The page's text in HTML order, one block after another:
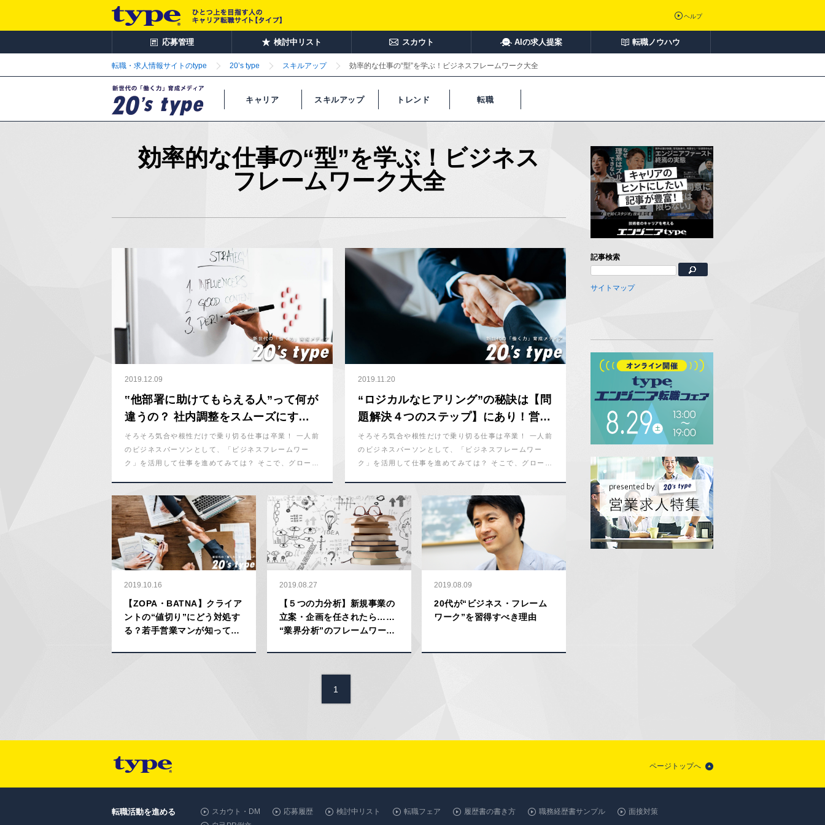
ヘルプ
応募管理 検討中リスト スカウト AIの求人提案 転職ノウハウ
転職・求人情報サイトのtype 20’s type スキルアップ 効率的な仕事の“型”を学ぶ！ビジネスフレームワーク大全
キャリア スキルアップ トレンド 転職
効率的な仕事の“型”を学ぶ！ビジネス
フレームワーク大全
2019.12.09
‟他部署に助けてもらえる人”って何が
違うの？ 社内調整をスムーズにする
「バリューチェーン」３つのステップ
そろそろ気合や根性だけで乗り切る仕事は卒業！ 一人前
のビジネスパーソンとして、「ビジネスフレームワー
ク」を活用して仕事を進めてみては？ そこで、グロービ
2019.11.20
“ロジカルなヒアリング”の秘訣は【問
題解決４つのステップ】にあり！営業
マンが覚えておくべきフレームワーク
そろそろ気合や根性だけで乗り切る仕事は卒業！ 一人前
のビジネスパーソンとして、「ビジネスフレームワー
ク」を活用して仕事を進めてみては？ そこで、グロービ
2019.10.16
【ZOPA・BATNA】クライア
ントの“値切り”にどう対処す
る？若手営業マンが知ってお
2019.08.27
【５つの力分析】新規事業の
立案・企画を任されたら……
“業界分析”のフレームワーク
2019.08.09
20代が“ビジネス・フレーム
ワーク”を習得すべき理由
1
記事検索
サイトマップ
ページトップへ
転職活動を進める スカウト・DM 応募履歴 検討中リスト 転職フェア 履歴書の書き方 職務経歴書サンプル
面接対策